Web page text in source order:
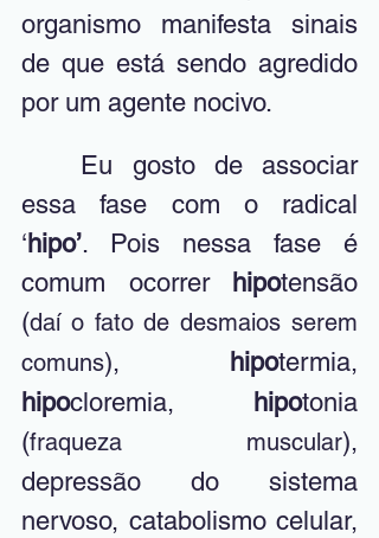
organismo manifesta sinais
de que está sendo agredido
por um agente nocivo.
essa fase com o radical
‘ hipo’. Pois nessa fase é
comum ocorrer
hipotensão
(daí o fato de desmaios serem
comuns), hipo
hipocloremia, hipotonia
(fraqueza muscular),
depressão do sistema
nervoso, catabolismo celular,